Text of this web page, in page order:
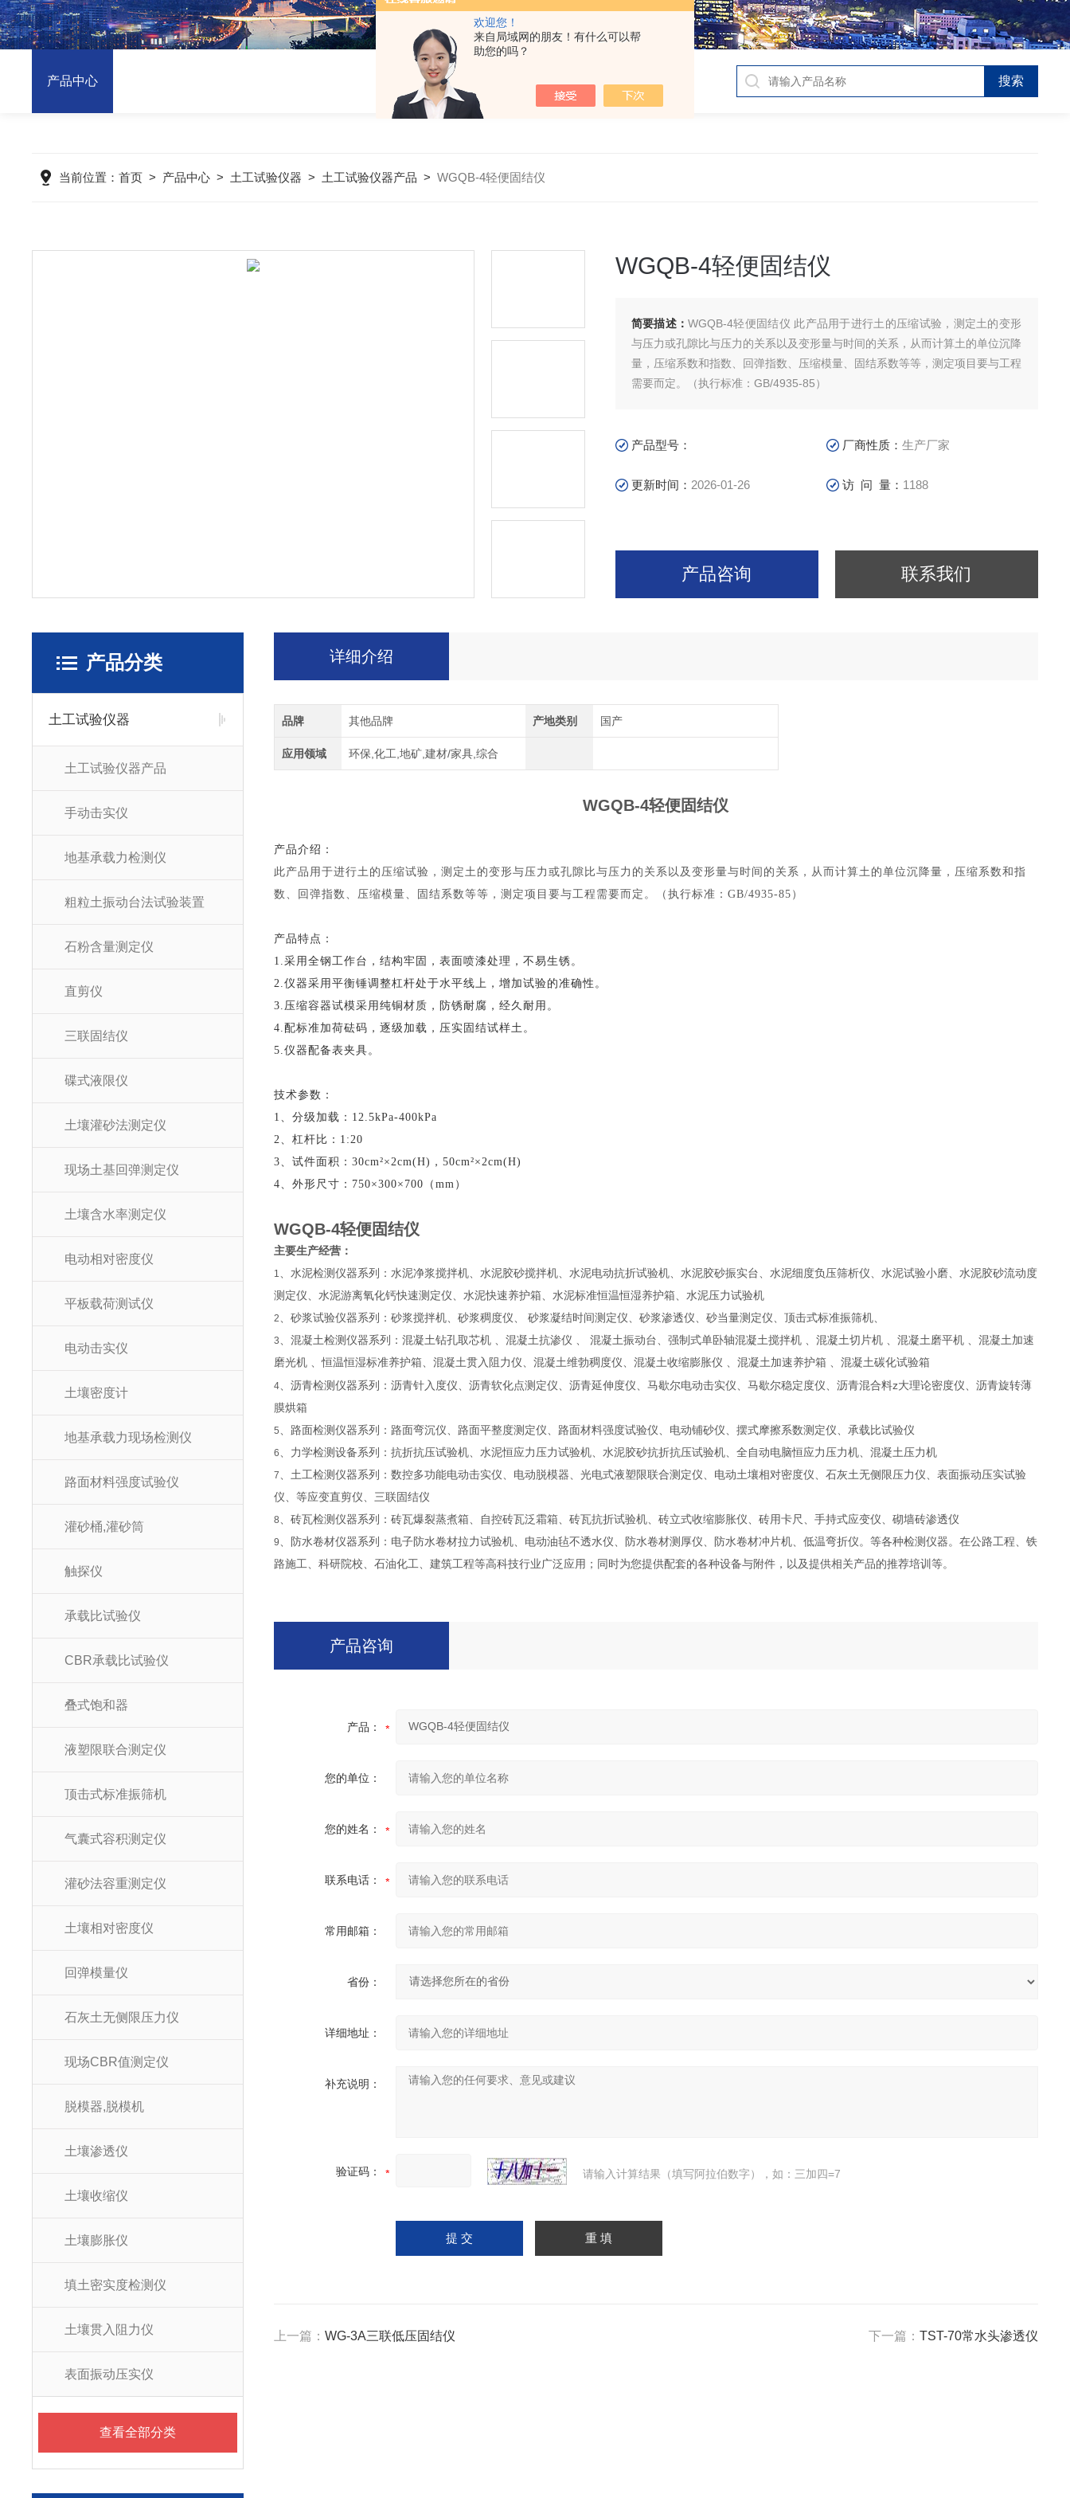
欢迎您！
来自局域网的朋友！有什么可以帮
助您的吗？
产品中心
当前位置：首页 > 产品中心 > 土工试验仪器 > 土工试验仪器产品 >WGQB-4轻便固结仪
WGQB-4轻便固结仪
简要描述：WGQB-4轻便固结仪 此产品用于进行土的压缩试验，测定土的变形
与压力或孔隙比与压力的关系以及变形量与时间的关系，从而计算土的单位沉降
量，压缩系数和指数、回弹指数、压缩模量、固结系数等等，测定项目要与工程
需要而定。（执行标准：GB/4935-85）
产品型号： 厂商性质：生产厂家
更新时间： 2026-01-26 访 问 量： 1188
产品咨询 联系我们
产品分类
土工试验仪器
土工试验仪器产品
手动击实仪
地基承载力检测仪
粗粒土振动台法试验装置
石粉含量测定仪
直剪仪
三联固结仪
碟式液限仪
土壤灌砂法测定仪
现场土基回弹测定仪
土壤含水率测定仪
电动相对密度仪
平板载荷测试仪
电动击实仪
土壤密度计
地基承载力现场检测仪
路面材料强度试验仪
灌砂桶,灌砂筒
触探仪
承载比试验仪
CBR承载比试验仪
叠式饱和器
液塑限联合测定仪
顶击式标准振筛机
气囊式容积测定仪
灌砂法容重测定仪
土壤相对密度仪
回弹模量仪
石灰土无侧限压力仪
现场CBR值测定仪
脱模器,脱模机
土壤渗透仪
土壤收缩仪
土壤膨胀仪
填土密实度检测仪
土壤贯入阻力仪
表面振动压实仪
查看全部分类
详细介绍
品牌 其他品牌 产地类别 国产
应用领域 环保,化工,地矿,建材/家具,综合
WGQB-4轻便固结仪
产品介绍：
此产品用于进行土的压缩试验，测定土的变形与压力或孔隙比与压力的关系以及变形量与时间的关系，从而计算土的单位沉降量，压缩系数和指
数、回弹指数、压缩模量、固结系数等等，测定项目要与工程需要而定。（执行标准： GB/4935-85）
产品特点：
1.采用全钢工作台，结构牢固，表面喷漆处理，不易生锈。
2.仪器采用平衡锤调整杠杆处于水平线上，增加试验的准确性。
3.压缩容器试模采用纯铜材质，防锈耐腐，经久耐用。
4.配标准加荷砝码，逐级加载，压实固结试样土。
5.仪器配备表夹具。
技术参数：
1、分级加载：12.5kPa-400kPa
2、杠杆比：1:20
3、试件面积：30cm²×2cm(H)，50cm²×2cm(H)
4、外形尺寸：750×300×700（mm）
WGQB-4轻便固结仪
主要生产经营：
1、水泥检测仪器系列：水泥净浆搅拌机、水泥胶砂搅拌机、水泥电动抗折试验机、水泥胶砂振实台、水泥细度负压筛析仪、水泥试验小磨、水泥胶砂流动度
测定仪、水泥游离氧化钙快速测定仪、水泥快速养护箱、水泥标准恒温恒湿养护箱、水泥压力试验机
2、砂浆试验仪器系列：砂浆搅拌机、砂浆稠度仪、 砂浆凝结时间测定仪、砂浆渗透仪、砂当量测定仪、顶击式标准振筛机、
3、混凝土检测仪器系列：混凝土钻孔取芯机 、混凝土抗渗仪 、 混凝土振动台、强制式单卧轴混凝土搅拌机 、混凝土切片机 、混凝土磨平机 、混凝土加速
磨光机 、恒温恒湿标准养护箱、混凝土贯入阻力仪、混凝土维勃稠度仪、混凝土收缩膨胀仪 、混凝土加速养护箱 、混凝土碳化试验箱
4、沥青检测仪器系列：沥青针入度仪、沥青软化点测定仪、沥青延伸度仪、马歇尔电动击实仪、马歇尔稳定度仪、沥青混合料z大理论密度仪、沥青旋转薄
膜烘箱
5、路面检测仪器系列：路面弯沉仪、路面平整度测定仪、路面材料强度试验仪、电动铺砂仪、摆式摩擦系数测定仪、承载比试验仪
6、力学检测设备系列：抗折抗压试验机、水泥恒应力压力试验机、水泥胶砂抗折抗压试验机、全自动电脑恒应力压力机、混凝土压力机
7、土工检测仪器系列：数控多功能电动击实仪、电动脱模器、光电式液塑限联合测定仪、电动土壤相对密度仪、石灰土无侧限压力仪、表面振动压实试验
仪、等应变直剪仪、三联固结仪
8、砖瓦检测仪器系列：砖瓦爆裂蒸煮箱、自控砖瓦泛霜箱、砖瓦抗折试验机、砖立式收缩膨胀仪、砖用卡尺、手持式应变仪、砌墙砖渗透仪
9、防水卷材仪器系列：电子防水卷材拉力试验机、电动油毡不透水仪、防水卷材测厚仪、防水卷材冲片机、低温弯折仪。等各种检测仪器。在公路工程、铁
路施工、科研院校、石油化工、建筑工程等高科技行业广泛应用；同时为您提供配套的各种设备与附件，以及提供相关产品的推荐培训等。
产品咨询
产品：
您的单位：
您的姓名：
联系电话：
常用邮箱：
省份：
详细地址：
补充说明：
验证码： 请输入计算结果（填写阿拉伯数字），如：三加四=7
上一篇： WG-3A三联低压固结仪 下一篇： TST-70常水头渗透仪